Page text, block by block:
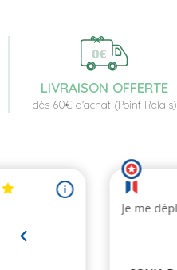
LIVRAISON OFFERTE
dès 60€ d'achat (Point Relais)